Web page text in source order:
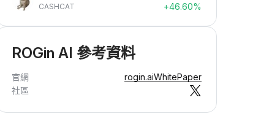
CASHCAT
+46.60%
ROGin AI 參考資料
官網 rogin.aiWhitePaper
社區